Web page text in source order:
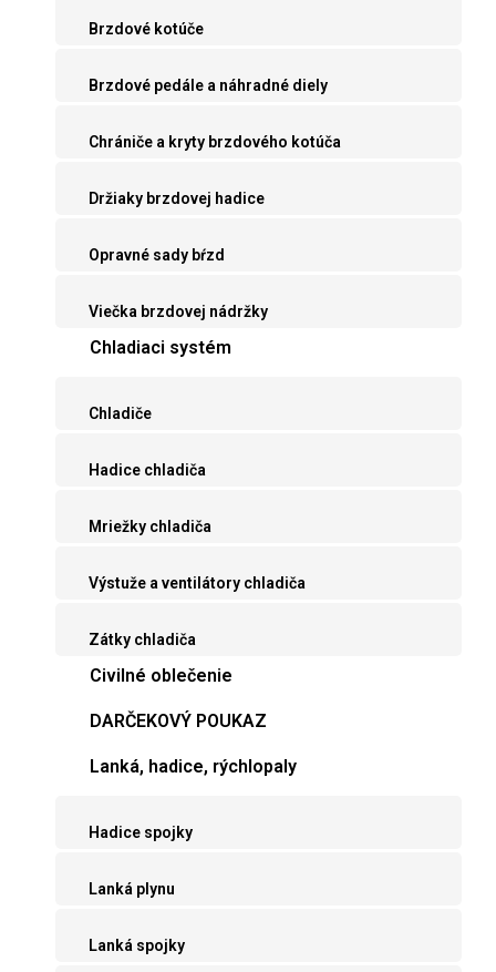
Brzdové kotúče
Brzdové pedále a náhradné diely
Chrániče a kryty brzdového kotúča
Držiaky brzdovej hadice
Opravné sady bŕzd
Viečka brzdovej nádržky
Chladiaci systém
Chladiče
Hadice chladiča
Mriežky chladiča
Výstuže a ventilátory chladiča
Zátky chladiča
Civilné oblečenie
DARČEKOVÝ POUKAZ
Lanká, hadice, rýchlopaly
Hadice spojky
Lanká plynu
Lanká spojky